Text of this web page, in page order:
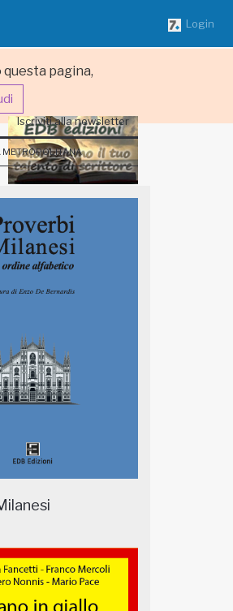
pagina,
Login
Iscriviti alla newsletter
METROPOLITANA